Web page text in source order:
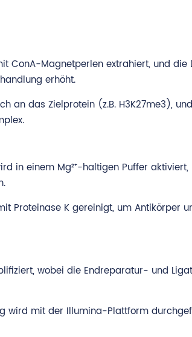
ConA-Magnetperlen extrahiert, und
erhöht.
an das Zielprotein (z.B. H3K27me3),
in einem Mg²⁺-haltigen Puffer
Proteinase K gereinigt, um Antikörper
wobei die Endreparatur- und
wird mit der Illumina-Plattform